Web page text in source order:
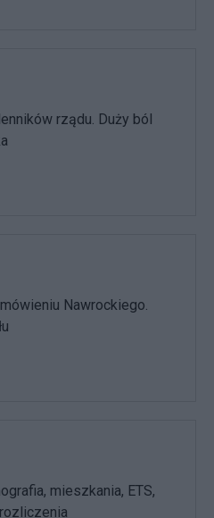
rządu. Duży ból
Nawrockiego.
mieszkania, ETS,